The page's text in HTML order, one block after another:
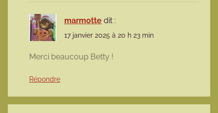
marmotte dit :
17 janvier 2025 à 20 h 23 min
Merci beaucoup Betty !
Répondre